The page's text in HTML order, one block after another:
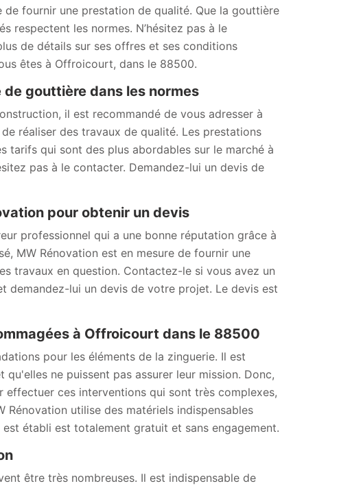
fournir une prestation de qualité. Que la gouttière
respectent les normes. N’hésitez pas à le
de détails sur ses offres et ses conditions
êtes à Offroicourt, dans le 88500.
gouttière dans les normes
il est recommandé de vous adresser à
réaliser des travaux de qualité. Les prestations
tarifs qui sont des plus abordables sur le marché à
pas à le contacter. Demandez-lui un devis de
pour obtenir un devis
professionnel qui a une bonne réputation grâce à
MW Rénovation est en mesure de fournir une
travaux en question. Contactez-le si vous avez un
lui un devis de votre projet. Le devis est
à Offroicourt dans le 88500
pour les éléments de la zinguerie. Il est
ne puissent pas assurer leur mission. Donc,
effectuer ces interventions qui sont très complexes,
utilise des matériels indispensables
établi est totalement gratuit et sans engagement.
être très nombreuses. Il est indispensable de